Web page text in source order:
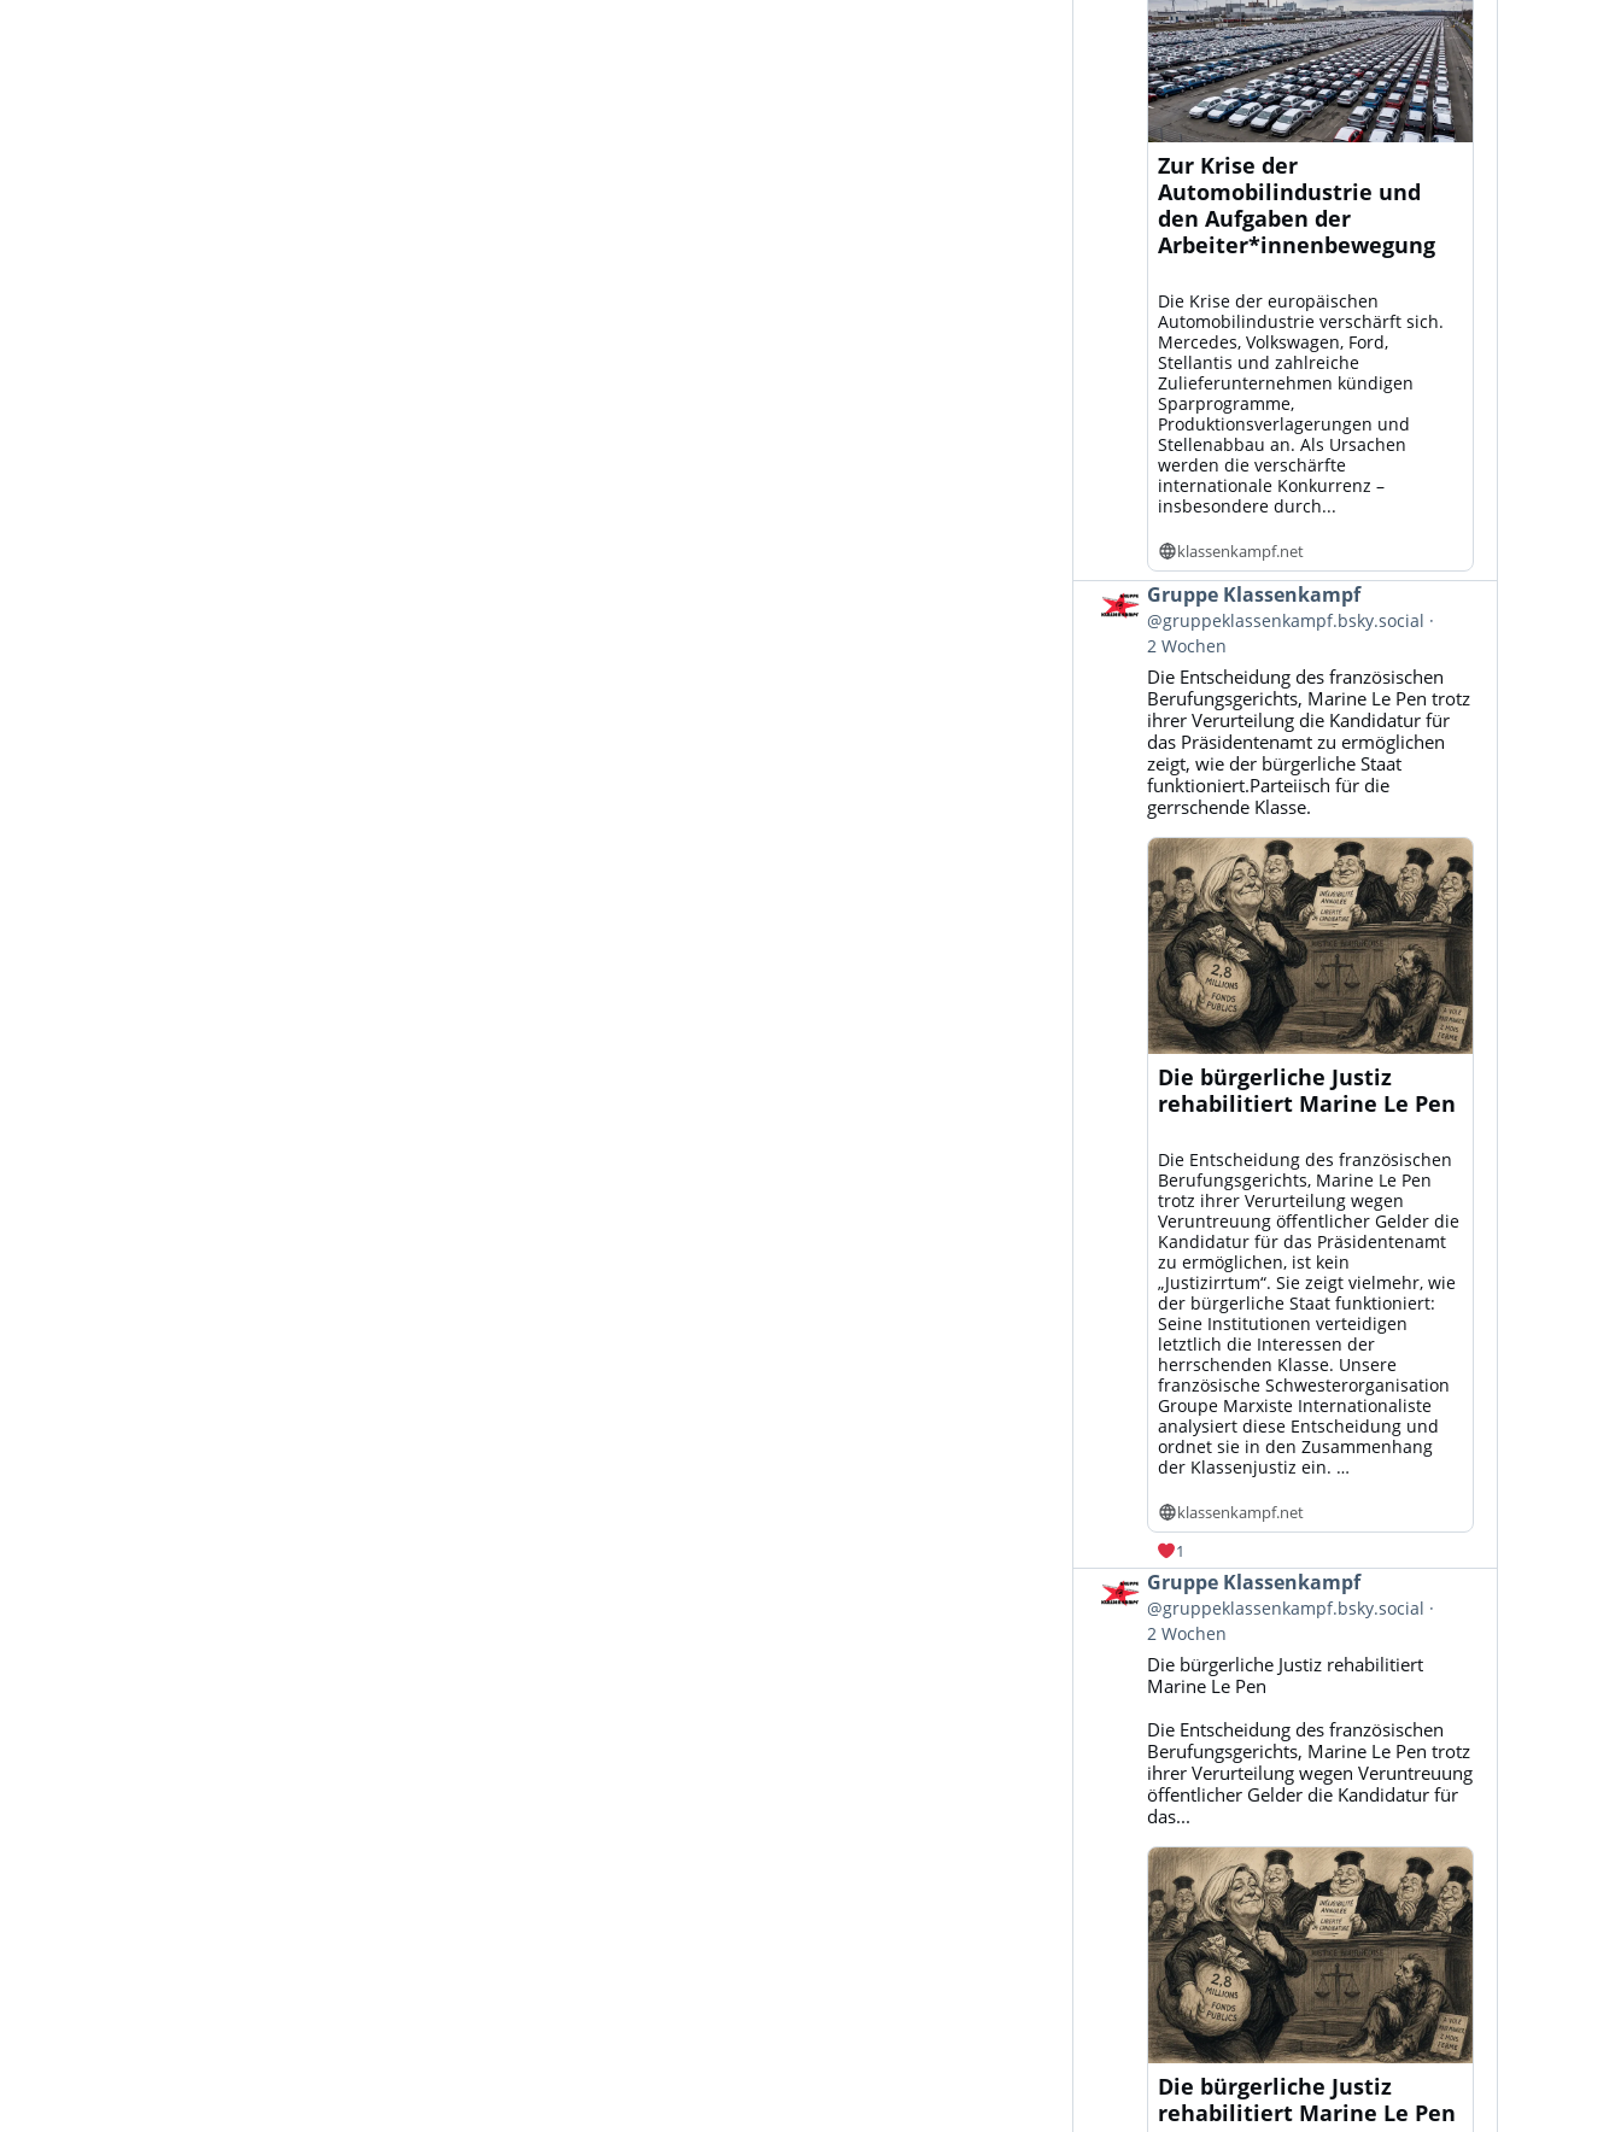
Zur Krise der
Automobilindustrie und
den Aufgaben der
Arbeiter*innenbewegung
Die Krise der europäischen
Automobilindustrie verschärft sich.
Mercedes, Volkswagen, Ford,
Stellantis und zahlreiche
Zulieferunternehmen kündigen
Sparprogramme,
Produktionsverlagerungen und
Stellenabbau an. Als Ursachen
werden die verschärfte
internationale Konkurrenz –
insbesondere durch...
klassenkampf.net
Beitrag
von
Gruppe
Klassenkampf
Bluesky
ansehen
Gruppe Klassenkampf
@gruppeklassenkampf.bsky.social
2 Wochen
Die Entscheidung des französischen
Berufungsgerichts, Marine Le Pen trotz
ihrer Verurteilung die Kandidatur für
das Präsidentenamt zu ermöglichen
zeigt, wie der bürgerliche Staat
funktioniert.Parteiisch für die
gerrschende Klasse.
Die bürgerliche Justiz
rehabilitiert Marine Le Pen
Die Entscheidung des französischen
Berufungsgerichts, Marine Le Pen
trotz ihrer Verurteilung wegen
Veruntreuung öffentlicher Gelder die
Kandidatur für das Präsidentenamt
zu ermöglichen, ist kein
„Justizirrtum“. Sie zeigt vielmehr, wie
der bürgerliche Staat funktioniert:
Seine Institutionen verteidigen
letztlich die Interessen der
herrschenden Klasse. Unsere
französische Schwesterorganisation
Groupe Marxiste Internationaliste
analysiert diese Entscheidung und
ordnet sie in den Zusammenhang
der Klassenjustiz ein. …
klassenkampf.net
1
Beitrag
von
Gruppe
Klassenkampf
Bluesky
ansehen
Gruppe Klassenkampf
@gruppeklassenkampf.bsky.social
2 Wochen
Die bürgerliche Justiz rehabilitiert
Marine Le Pen
Die Entscheidung des französischen
Berufungsgerichts, Marine Le Pen trotz
ihrer Verurteilung wegen Veruntreuung
öffentlicher Gelder die Kandidatur für
das...
Die bürgerliche Justiz
rehabilitiert Marine Le Pen